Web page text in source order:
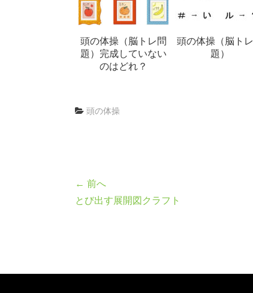
頭の体操（脳トレ問
題）完成していない
のはどれ？
頭の体操（脳ト
題）
頭の体操
← 前へ
とび出す展開図クラフト